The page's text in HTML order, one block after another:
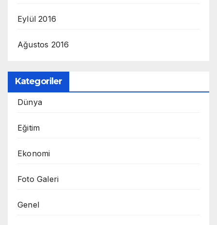
Eylül 2016
Ağustos 2016
Kategoriler
Dünya
Eğitim
Ekonomi
Foto Galeri
Genel